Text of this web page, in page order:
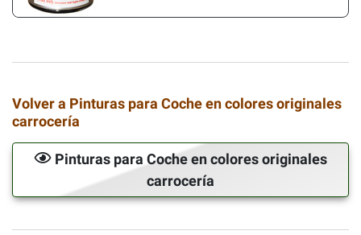
Volver a Pinturas para Coche en colores originales
carrocería
Pinturas para Coche en colores originales
carrocería